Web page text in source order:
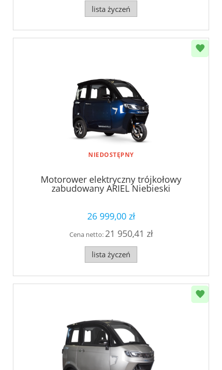
lista życzeń
NIEDOSTĘPNY
Motorower elektryczny trójkołowy
zabudowany ARIEL Niebieski
26 999,00 zł
Cena netto: 21 950,41 zł
lista życzeń